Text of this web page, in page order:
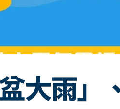
盆大雨」